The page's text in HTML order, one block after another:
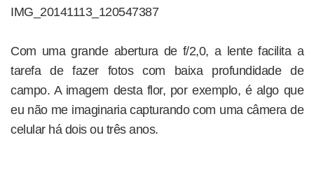
IMG_20141113_120547387
Com uma grande abertura de f/2,0, a lente facilita a
tarefa de fazer fotos com baixa profundidade de
campo. A imagem desta flor, por exemplo, é algo que
eu não me imaginaria capturando com uma câmera de
celular há dois ou três anos.